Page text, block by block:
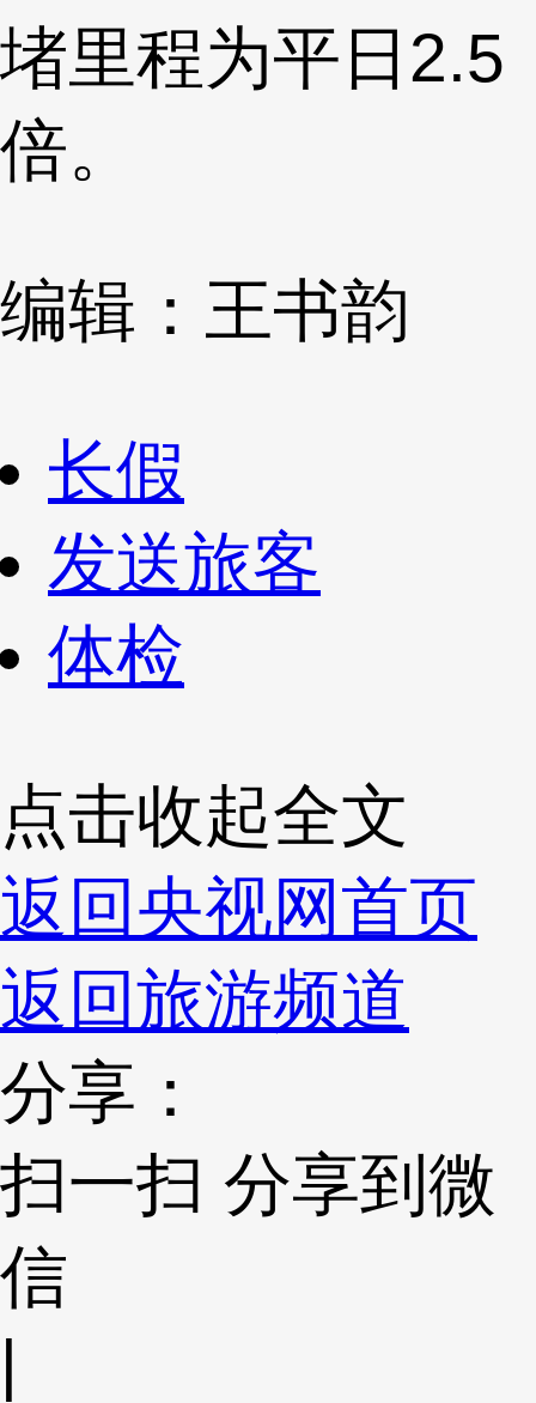
堵里程为平日2.5
倍。
编辑：王书韵
长假
发送旅客
体检
点击收起全文
返回央视网首页
返回旅游频道
分享：
扫一扫 分享到微
信
|